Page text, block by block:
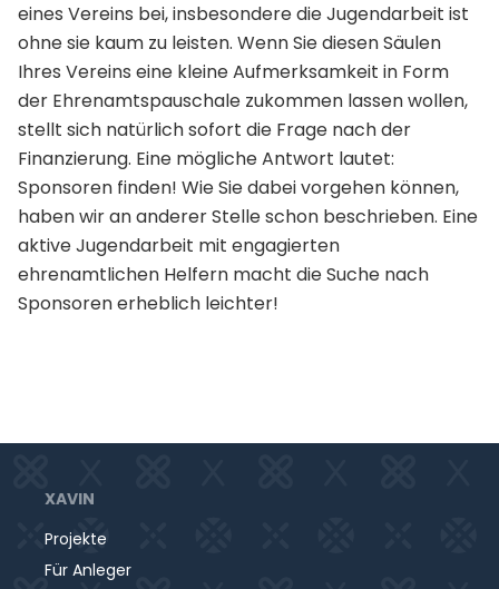
eines Vereins bei, insbesondere die Jugendarbeit ist
ohne sie kaum zu leisten. Wenn Sie diesen Säulen
Ihres Vereins eine kleine Aufmerksamkeit in Form
der Ehrenamtspauschale zukommen lassen wollen,
stellt sich natürlich sofort die Frage nach der
Finanzierung. Eine mögliche Antwort lautet:
Sponsoren finden! Wie Sie dabei vorgehen können,
haben wir an anderer Stelle schon beschrieben. Eine
aktive Jugendarbeit mit engagierten
ehrenamtlichen Helfern macht die Suche nach
Sponsoren erheblich leichter!
XAVIN
Projekte
Für Anleger